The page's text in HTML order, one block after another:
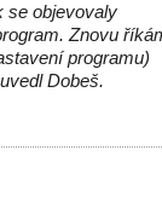
se objevovaly
Znovu
programu)
Dobeš.